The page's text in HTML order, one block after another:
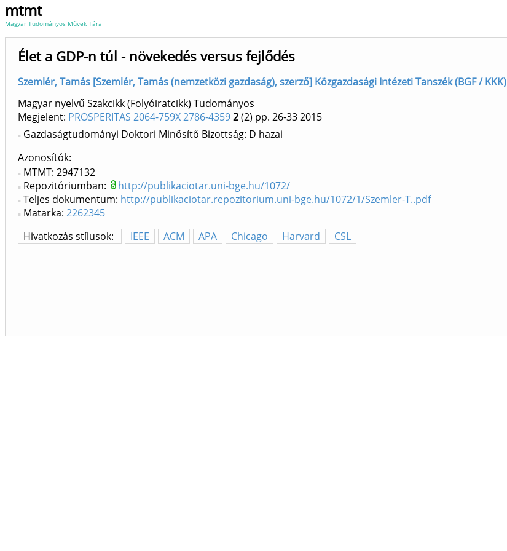
mtmt
Magyar Tudományos Művek Tára
Élet a GDP-n túl - növekedés versus fejlődés
Szemlér, Tamás [Szemlér, Tamás (nemzetközi gazdaság), szerző] Közgazdasági Intézeti Tanszék (BGF / KKK)
Magyar nyelvű Szakcikk (Folyóiratcikk) Tudományos
Megjelent: PROSPERITAS 2064-759X 2786-43592(2) pp. 26-332015
Gazdaságtudományi Doktori Minősítő Bizottság: D hazai
Azonosítók
MTMT: 2947132
Repozitóriumban:
http://publikaciotar.uni-bge.hu/1072/
Teljes dokumentum: http://publikaciotar.repozitorium.uni-bge.hu/1072/1/Szemler-T..pdf
Matarka: 2262345
Hivatkozás stílusok:
IEEE ACM APA Chicago Harvard CSL